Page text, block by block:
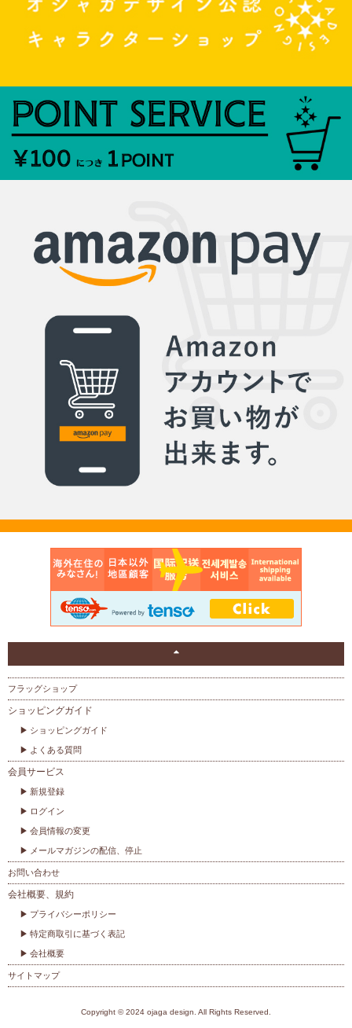
フラッグショップ
ショッピングガイド
ショッピングガイド
よくある質問
会員サービス
新規登録
ログイン
会員情報の変更
メールマガジンの配信、停止
お問い合わせ
会社概要、規約
プライバシーポリシー
特定商取引に基づく表記
会社概要
サイトマップ
Copyright © 2024 ojaga design. All Rights Reserved.